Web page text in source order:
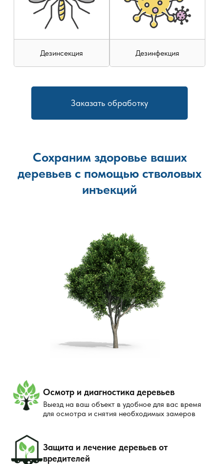
Дезинсекция Дезинфекция
Заказать обработку
Сохраним здоровье ваших
деревьев с помощью стволовых
инъекций
Осмотр и диагностика деревьев
Выезд на ваш объект в удобное для вас время
для осмотра и снятия необходимых замеров
Защита и лечение деревьев от
вредителей